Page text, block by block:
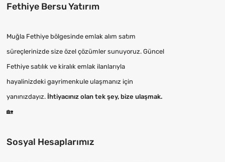
Fethiye Bersu Yatırım
Muğla Fethiye bölgesinde emlak alım satım
süreçlerinizde size özel çözümler sunuyoruz. Güncel
Fethiye satılık ve kiralık emlak ilanlarıyla
hayalinizdeki gayrimenkule ulaşmanız için
yanınızdayız. İhtiyacınız olan tek şey, bize ulaşmak.
🏡
Sosyal Hesaplarımız